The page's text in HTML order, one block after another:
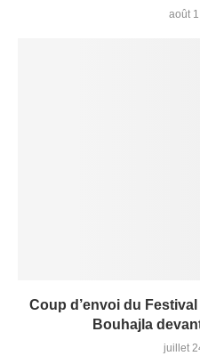
août
Coup d’envoi du
Bouhajla
juillet